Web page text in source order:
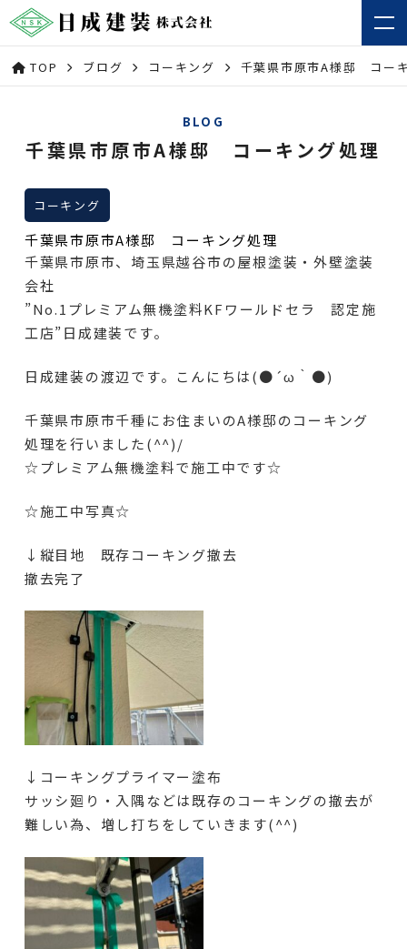
TOP ブログ コーキング 千葉県市原市A様邸 コー
BLOG
千葉県市原市A様邸 コーキング処理
コーキング
千葉県市原市A様邸 コーキング処理
千葉県市原市、埼玉県越谷市の屋根塗装・外壁塗装
会社
”No.1プレミアム無機塗料KFワールドセラ 認定施
工店”日成建装です。
日成建装の渡辺です。こんにちは(●´ω｀●)
千葉県市原市千種にお住まいのA様邸のコーキング
処理を行いました(^^)/
☆プレミアム無機塗料で施工中です☆
☆施工中写真☆
↓縦目地 既存コーキング撤去
撤去完了
↓コーキングプライマー塗布
サッシ廻り・入隅などは既存のコーキングの撤去が
難しい為、増し打ちをしていきます(^^)